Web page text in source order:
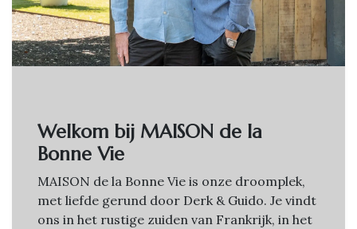
Welkom bij MAISON de la
Bonne Vie
MAISON de la Bonne Vie is onze droomplek,
met liefde gerund door Derk & Guido. Je vindt
ons in het rustige zuiden van Frankrijk, in het